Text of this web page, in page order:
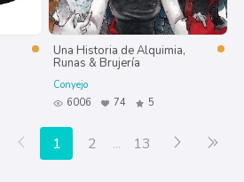
Una Historia de Alquimia,
Runas & Brujería
Conyejo
6006
74 5
Primera página
Anterior
1 2 ... 13 Siguiente